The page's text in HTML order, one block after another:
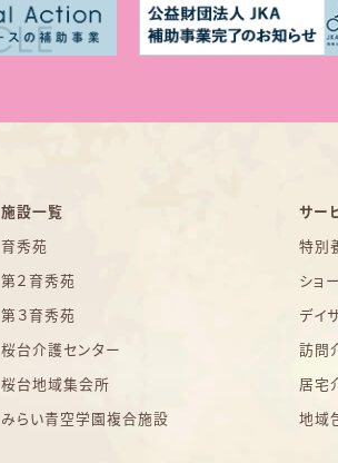
施設一覧
育秀苑
第２育秀苑
第３育秀苑
桜台介護センター
桜台地域集会所
みらい青空学園複合施設
サー
特別
ショ
デイ
訪問
居宅
地域